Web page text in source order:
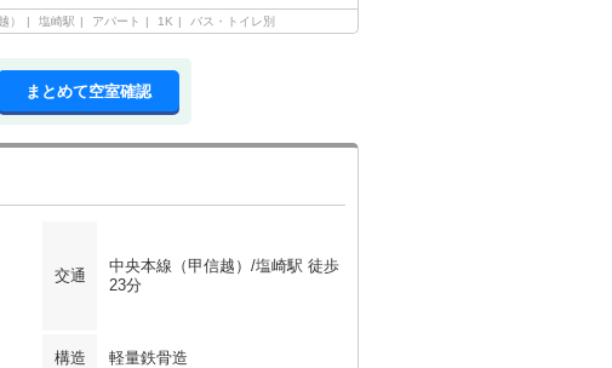
） 塩崎駅 アパート 1K バス・トイレ別
まとめて空室確認
交通
中央本線（甲信越）/塩崎駅 徒歩
23分
構造 軽量鉄骨造